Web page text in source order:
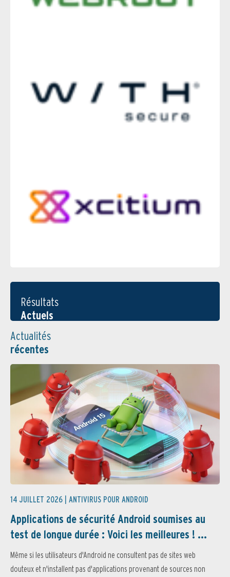
Résultats
Actuels
Actualités
récentes
14 JUILLET 2026 | ANTIVIRUS POUR ANDROID
Applications de sécurité Android soumises au
test de longue durée : Voici les meilleures ! ...
Même si les utilisateurs d'Android ne consultent pas de sites web
douteux et n'installent pas d'applications provenant de sources non